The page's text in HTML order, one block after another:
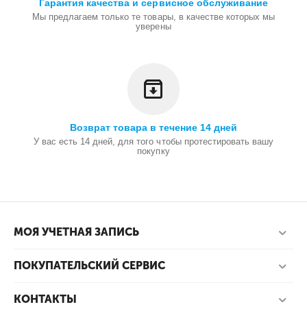
Гарантия качества и сервисное обслуживание
Мы предлагаем только те товары, в качестве которых мы
уверены
Возврат товара в течение 14 дней
У вас есть 14 дней, для того чтобы протестировать вашу
покупку
МОЯ УЧЕТНАЯ ЗАПИСЬ
ПОКУПАТЕЛЬСКИЙ СЕРВИС
КОНТАКТЫ